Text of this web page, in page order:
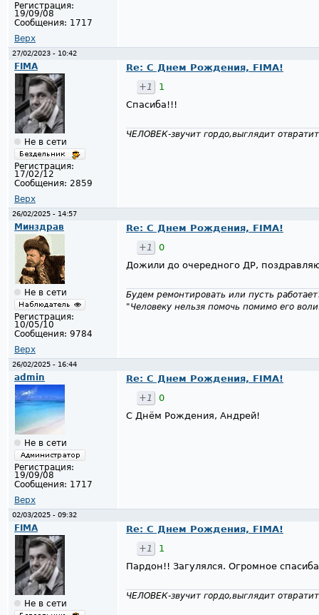
Регистрация:
19/09/08
Сообщения: 1717
Верх
27/02/2023 - 10:42
FIMA
Не в сети
Регистрация:
17/02/12
Сообщения: 2859
Верх
Re: С Днем Рождения, FIMA!
+1
1
Спасиба!!!
ЧЕЛОВЕК-звучит гордо,выглядит
26/02/2025 - 14:57
Минздрав
Не в сети
Регистрация:
10/05/10
Сообщения: 9784
Верх
Re: С Днем Рождения, FIMA!
+1
0
Дожили до очередного ДР,
Будем ремонтировать или пусть
"Человеку нельзя помочь помимо его
26/02/2025 - 16:44
admin
Не в сети
Регистрация:
19/09/08
Сообщения: 1717
Верх
Re: С Днем Рождения, FIMA!
+1
0
С Днём Рождения, Андрей!
02/03/2025 - 09:32
FIMA
Не в сети
Re: С Днем Рождения, FIMA!
+1
1
Пардон!! Загулялся. Огромное
ЧЕЛОВЕК-звучит гордо,выглядит